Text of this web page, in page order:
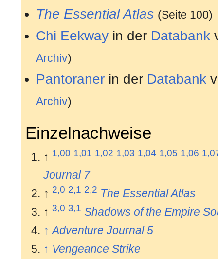
The Essential Atlas (Seite 100)
Chi Eekway in der Databank
Archiv)
Pantoraner in der Databank
Archiv)
Einzelnachweise
↑ 1,00 1,01 1,02 1,03 1,04 1,05 1,06
Journal 7
↑ 2,0 2,1 2,2 The Essential Atlas
↑3,0 3,1 Shadows of the Empire
↑ Adventure Journal 5
↑ Vengeance Strike